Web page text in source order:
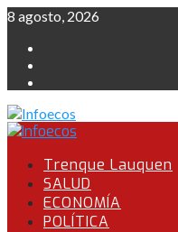
Saltar
contenido
8 agosto, 2026
Menú
Trenque Lauquen
SALUD
ECONOMÍA
POLÍTICA